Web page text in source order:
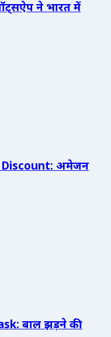
ने भारत में
Discount: अमेजन
बाल झड़ने की